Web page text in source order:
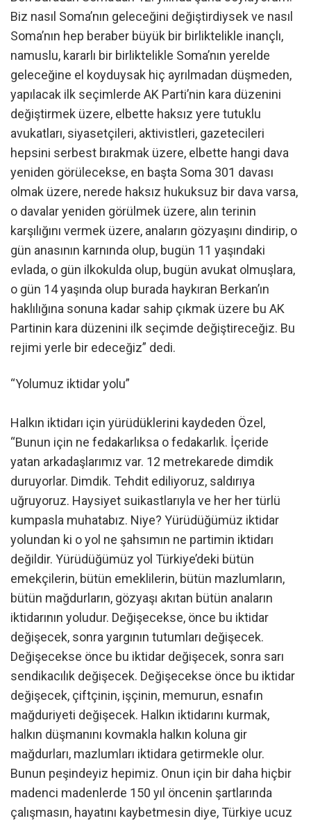
Biz nasıl Soma’nın geleceğini değiştirdiysek ve nasıl
Soma’nın hep beraber büyük bir birliktelikle inançlı,
namuslu, kararlı bir birliktelikle Soma’nın yerelde
geleceğine el koyduysak hiç ayrılmadan düşmeden,
yapılacak ilk seçimlerde AK Parti’nin kara düzenini
değiştirmek üzere, elbette haksız yere tutuklu
avukatları, siyasetçileri, aktivistleri, gazetecileri
hepsini serbest bırakmak üzere, elbette hangi dava
yeniden görülecekse, en başta Soma 301 davası
olmak üzere, nerede haksız hukuksuz bir dava varsa,
o davalar yeniden görülmek üzere, alın terinin
karşılığını vermek üzere, anaların gözyaşını dindirip, o
gün anasının karnında olup, bugün 11 yaşındaki
evlada, o gün ilkokulda olup, bugün avukat olmuşlara,
o gün 14 yaşında olup burada haykıran Berkan’ın
haklılığına sonuna kadar sahip çıkmak üzere bu AK
Partinin kara düzenini ilk seçimde değiştireceğiz. Bu
rejimi yerle bir edeceğiz” dedi.
“Yolumuz iktidar yolu”
Halkın iktidarı için yürüdüklerini kaydeden Özel,
“Bunun için ne fedakarlıksa o fedakarlık. İçeride
yatan arkadaşlarımız var. 12 metrekarede dimdik
duruyorlar. Dimdik. Tehdit ediliyoruz, saldırıya
uğruyoruz. Haysiyet suikastlarıyla ve her her türlü
kumpasla muhatabız. Niye? Yürüdüğümüz iktidar
yolundan ki o yol ne şahsımın ne partimin iktidarı
değildir. Yürüdüğümüz yol Türkiye’deki bütün
emekçilerin, bütün emeklilerin, bütün mazlumların,
bütün mağdurların, gözyaşı akıtan bütün anaların
iktidarının yoludur. Değişecekse, önce bu iktidar
değişecek, sonra yargının tutumları değişecek.
Değişecekse önce bu iktidar değişecek, sonra sarı
sendikacılık değişecek. Değişecekse önce bu iktidar
değişecek, çiftçinin, işçinin, memurun, esnafın
mağduriyeti değişecek. Halkın iktidarını kurmak,
halkın düşmanını kovmakla halkın koluna gir
mağdurları, mazlumları iktidara getirmekle olur.
Bunun peşindeyiz hepimiz. Onun için bir daha hiçbir
madenci madenlerde 150 yıl öncenin şartlarında
çalışmasın, hayatını kaybetmesin diye, Türkiye ucuz